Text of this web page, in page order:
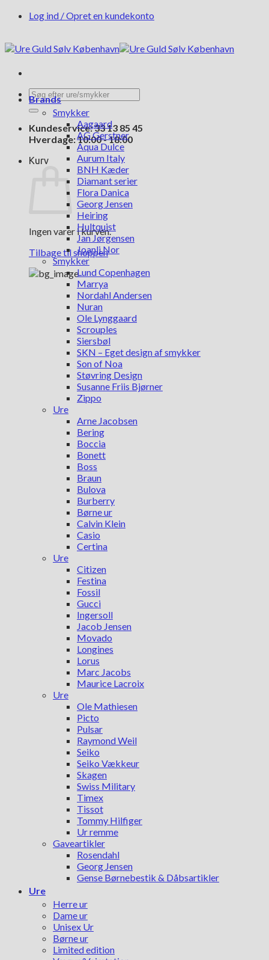
FortsætLog ind / Opret en kundekonto
Søg
efter:
Kundeservice: 33 13 85 45
Hverdage: 10:00 - 18:00
Kurv
Ingen varer i kurven.
Tilbage til shoppen
Brands
Smykker
Aagaard
AG Gerstner
Aqua Dulce
Aurum Italy
BNH Kæder
Diamant serier
Flora Danica
Georg Jensen
Heiring
Hultquist
Jan Jørgensen
Joanli Nor
Smykker
Lund Copenhagen
Marrya
Nordahl Andersen
Nuran
Ole Lynggaard
Scrouples
Siersbøl
SKN – Eget design af smykker
Son of Noa
Støvring Design
Susanne Friis Bjørner
Zippo
Ure
Arne Jacobsen
Bering
Boccia
Bonett
Boss
Braun
Bulova
Burberry
Børne ur
Calvin Klein
Casio
Certina
Ure
Citizen
Festina
Fossil
Gucci
Ingersoll
Jacob Jensen
Movado
Longines
Lorus
Marc Jacobs
Maurice Lacroix
Ure
Ole Mathiesen
Picto
Pulsar
Raymond Weil
Seiko
Seiko Vækkeur
Skagen
Swiss Military
Timex
Tissot
Tommy Hilfiger
Ur remme
Gaveartikler
Rosendahl
Georg Jensen
Gense Børnebestik & Dåbsartikler
Ure
Herre ur
Dame ur
Unisex Ur
Børne ur
Limited edition